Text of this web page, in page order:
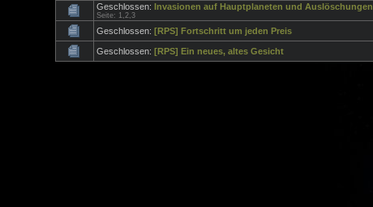
Geschlossen: Invasionen auf Hauptplaneten und Auslöschungen
Seite: 1,2,3
Geschlossen: [RPS] Fortschritt um jeden Preis
Geschlossen: [RPS] Ein neues, altes Gesicht